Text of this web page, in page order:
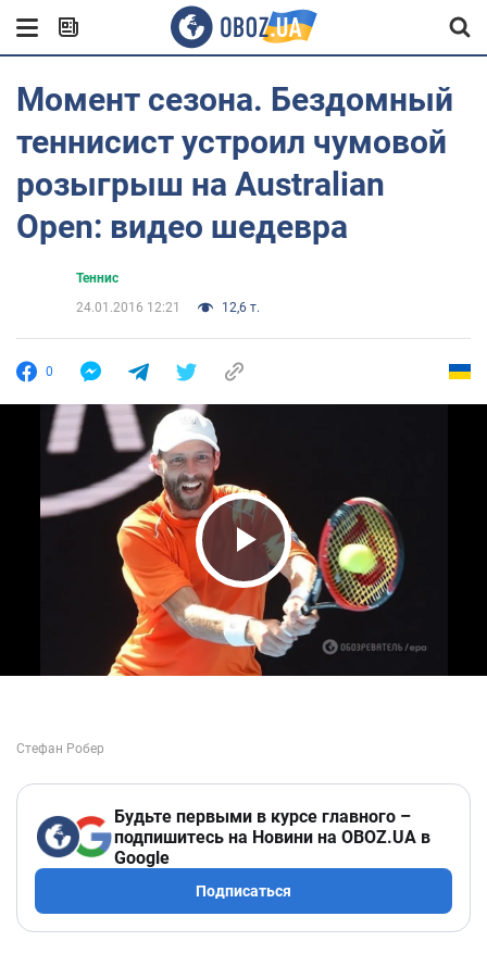
Момент сезона. Бездомный
теннисист устроил чумовой
розыгрыш на Australian
Open: видео шедевра
Теннис
24.01.2016 12:21
12,6 т.
0
Play Video
Будьте первыми в курсе главного –
подпишитесь на Новини на OBOZ.UA в
Google
Подписаться